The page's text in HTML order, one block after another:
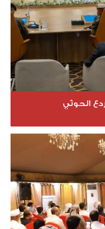
الحوثي